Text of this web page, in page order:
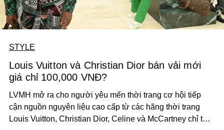
STYLE
Louis Vuitton và Christian Dior bán vải mới
giá chỉ 100,000 VNĐ?
LVMH mở ra cho người yêu mến thời trang cơ hội tiếp
cận nguồn nguyên liệu cao cấp từ các hãng thời trang
Louis Vuitton, Christian Dior, Celine và McCartney chỉ từ